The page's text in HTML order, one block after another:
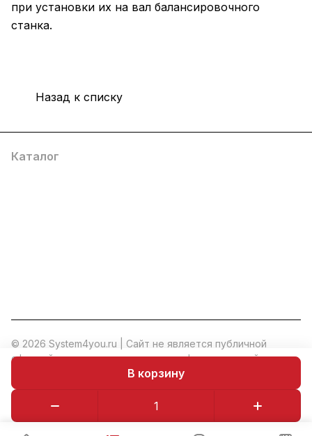
В корзину
при установки их на вал балансировочного
станка.
Назад к списку
Каталог
© 2026 System4you.ru | Cайт не является публичной
офертой и носит исключительно информационный